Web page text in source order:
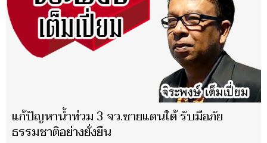
แก้ปัญหาน้ำท่วม 3 จว.ชายแดนใต้ รับมือภัย
ธรรมชาติอย่างยั่งยืน